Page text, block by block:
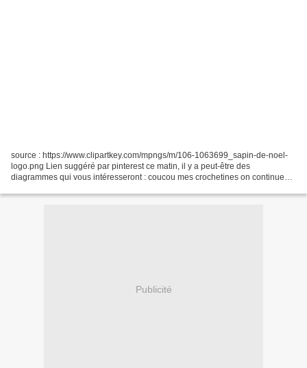
source : https://www.clipartkey.com/mpngs/m/106-1063699_sapin-de-noel-
logo.png Lien suggéré par pinterest ce matin, il y a peut-être des
diagrammes qui vous intéresseront : coucou mes crochetines on continue
Publicité